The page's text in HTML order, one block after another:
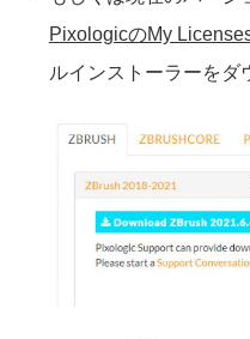
PixologicのMy
ルインストーラーをダ